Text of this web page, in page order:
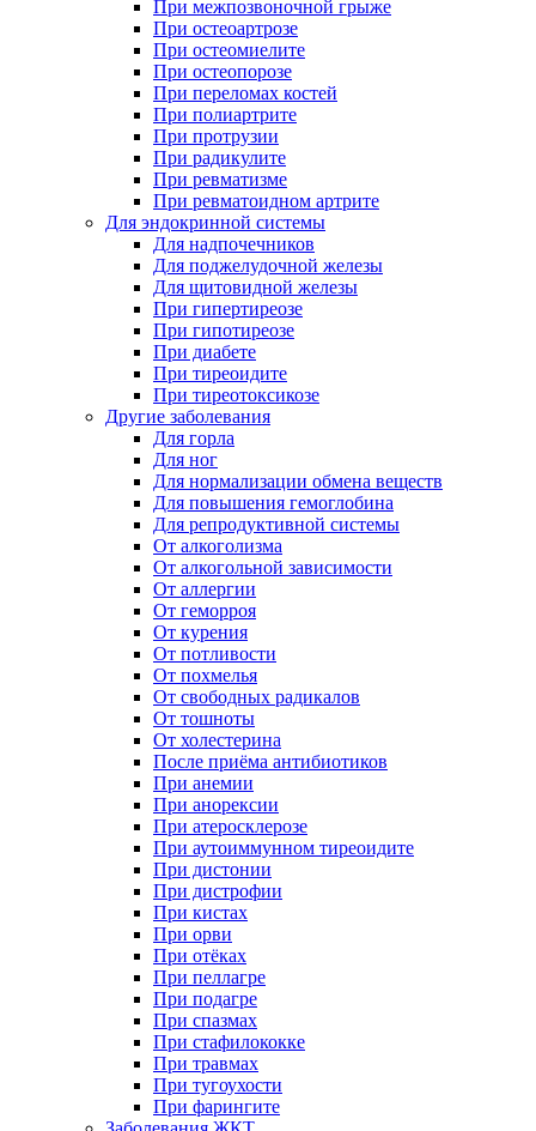
При межпозвоночной грыже
При остеоартрозе
При остеомиелите
При остеопорозе
При переломах костей
При полиартрите
При протрузии
При радикулите
При ревматизме
При ревматоидном артрите
Для эндокринной системы
Для надпочечников
Для поджелудочной железы
Для щитовидной железы
При гипертиреозе
При гипотиреозе
При диабете
При тиреоидите
При тиреотоксикозе
Другие заболевания
Для горла
Для ног
Для нормализации обмена веществ
Для повышения гемоглобина
Для репродуктивной системы
От алкоголизма
От алкогольной зависимости
От аллергии
От геморроя
От курения
От потливости
От похмелья
От свободных радикалов
От тошноты
От холестерина
После приёма антибиотиков
При анемии
При анорексии
При атеросклерозе
При аутоиммунном тиреоидите
При дистонии
При дистрофии
При кистах
При орви
При отёках
При пеллагре
При подагре
При спазмах
При стафилококке
При травмах
При тугоухости
При фарингите